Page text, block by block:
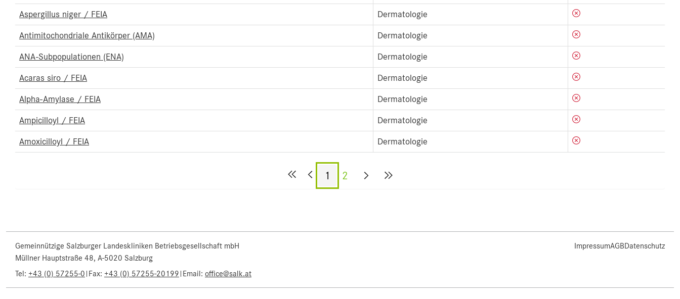
Aspergillus niger / FEIA Dermatologie
Antimitochondriale Antikörper (AMA) Dermatologie
ANA-Subpopulationen (ENA) Dermatologie
Acaras siro / FEIA Dermatologie
Alpha-Amylase / FEIA Dermatologie
Ampicilloyl / FEIA Dermatologie
Amoxicilloyl / FEIA Dermatologie
1 2
Gemeinnützige Salzburger Landeskliniken Betriebsgesellschaft mbH
Müllner Hauptstraße 48, A-5020 Salzburg
Tel: +43 (0) 57255-0 | Fax: +43 (0) 57255-20199 | Email: office@salk.at
ImpressumAGBDatenschutz